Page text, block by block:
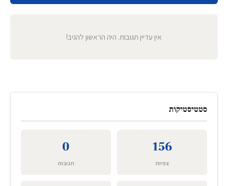
אין עדיין תגובות. היה הראשון להגיב!
סטטיסטיקות
156
צפיות
0
תגובות